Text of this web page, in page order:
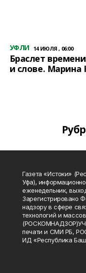
УФЛИ 14 ИЮЛЯ , 06:00
Браслет
и слове. Марина
Газета «Истоки»
Уфа),
еженедельник,
Зарегистрировано
надзору в сфере
технологий и
печати и СМИ РБ,
ИД «Республика